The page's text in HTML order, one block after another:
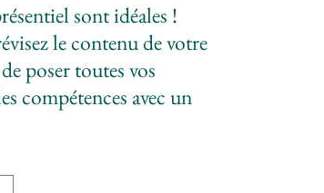
sont idéales !
le contenu de votre
poser toutes vos
compétences avec un